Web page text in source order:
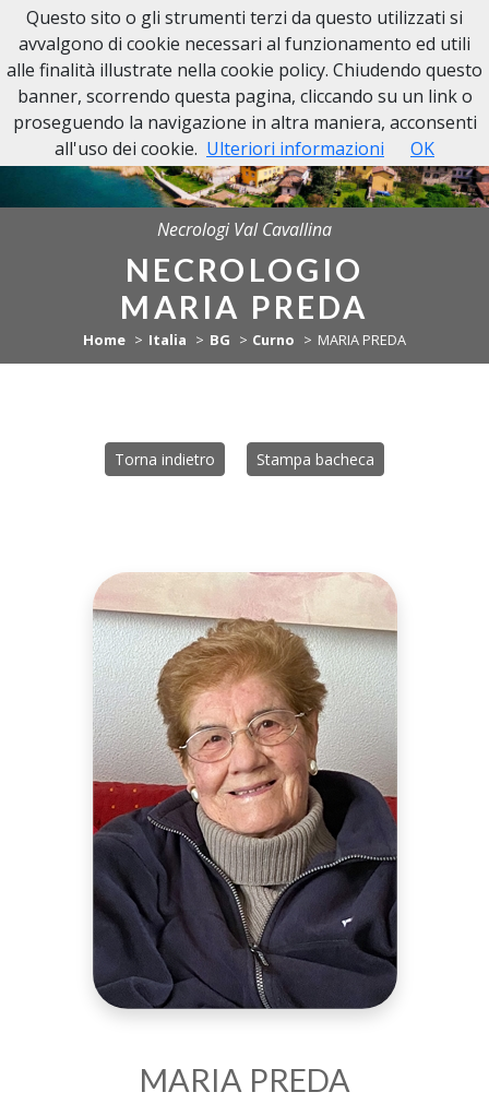
NECROLOGI VAL CAVALLINA
Necrologi Val Cavallina
NECROLOGIO
MARIA PREDA
Home Italia BG Curno MARIA PREDA
Torna indietro Stampa bacheca
MARIA PREDA
Questo sito o gli strumenti terzi da questo utilizzati si
avvalgono di cookie necessari al funzionamento ed utili
alle finalità illustrate nella cookie policy. Chiudendo questo
banner, scorrendo questa pagina, cliccando su un link o
proseguendo la navigazione in altra maniera, acconsenti
all'uso dei cookie. Ulteriori informazioni OK